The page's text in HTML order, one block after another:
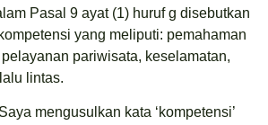
Pasal 9 ayat (1) huruf g disebutkan
yang meliputi: pemahaman
pariwisata, keselamatan,
lintas.
mengusulkan kata ‘kompetensi’